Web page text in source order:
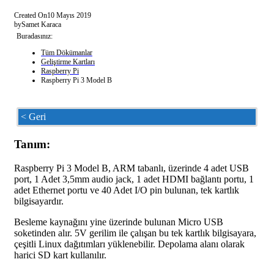
Created On10 Mayıs 2019
bySamet Karaca
Buradasınız:
Tüm Dökümanlar
Geliştirme Kartları
Raspberry Pi
Raspberry Pi 3 Model B
< Geri
Tanım:
Raspberry Pi 3 Model B, ARM tabanlı, üzerinde 4 adet USB
port, 1 Adet 3,5mm audio jack, 1 adet HDMI bağlantı portu, 1
adet Ethernet portu ve 40 Adet I/O pin bulunan, tek kartlık
bilgisayardır.
Besleme kaynağını yine üzerinde bulunan Micro USB
soketinden alır. 5V gerilim ile çalışan bu tek kartlık bilgisayara,
çeşitli Linux dağıtımları yüklenebilir. Depolama alanı olarak
harici SD kart kullanılır.